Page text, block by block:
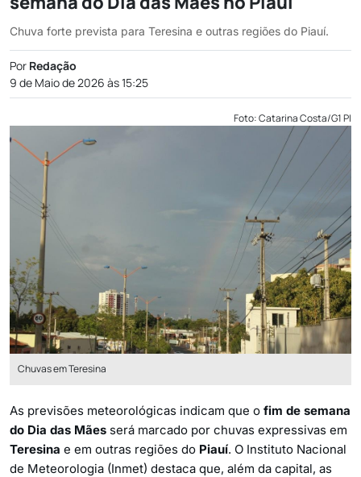
Chuva forte prevista para Teresina e outras regiões do Piauí.
Por Redação
9 de Maio de 2026 às 15:25
Foto: Catarina Costa/G1 PI
Chuvas em Teresina
As previsões meteorológicas indicam que o fim de semana
do Dia das Mães será marcado por chuvas expressivas em
Teresina e em outras regiões do Piauí. O Instituto Nacional
de Meteorologia (Inmet) destaca que, além da capital, as